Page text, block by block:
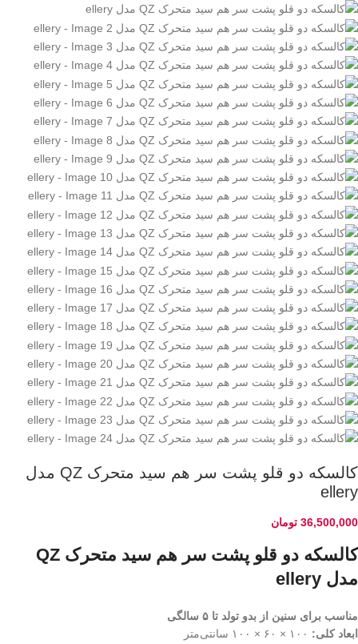
کالسکه دو قلو پشت سر هم سید متحرک QZ مدل
ellery
36,500,000 تومان
کالسکه دو قلو پشت سر هم سید متحرک QZ
مدل ellery
مناسب برای سنین از بدو تولد تا ۵ سالگی
ابعاد کلی: